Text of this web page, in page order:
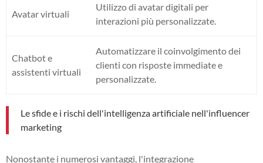
Avatar virtuali
Utilizzo di avatar digitali per
interazioni più personalizzate.
Chatbot e
assistenti virtuali
Automatizzare il coinvolgimento dei
clienti con risposte immediate e
personalizzate.
Le sfide e i rischi dell'intelligenza artificiale nell'influencer
marketing
Nonostante i numerosi vantaggi, l'integrazione